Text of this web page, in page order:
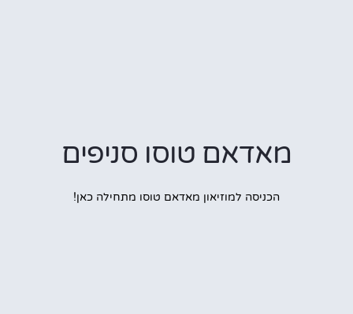
מאדאם טוסו סניפים
הכניסה למוזיאון מאדאם טוסו מתחילה כאן!